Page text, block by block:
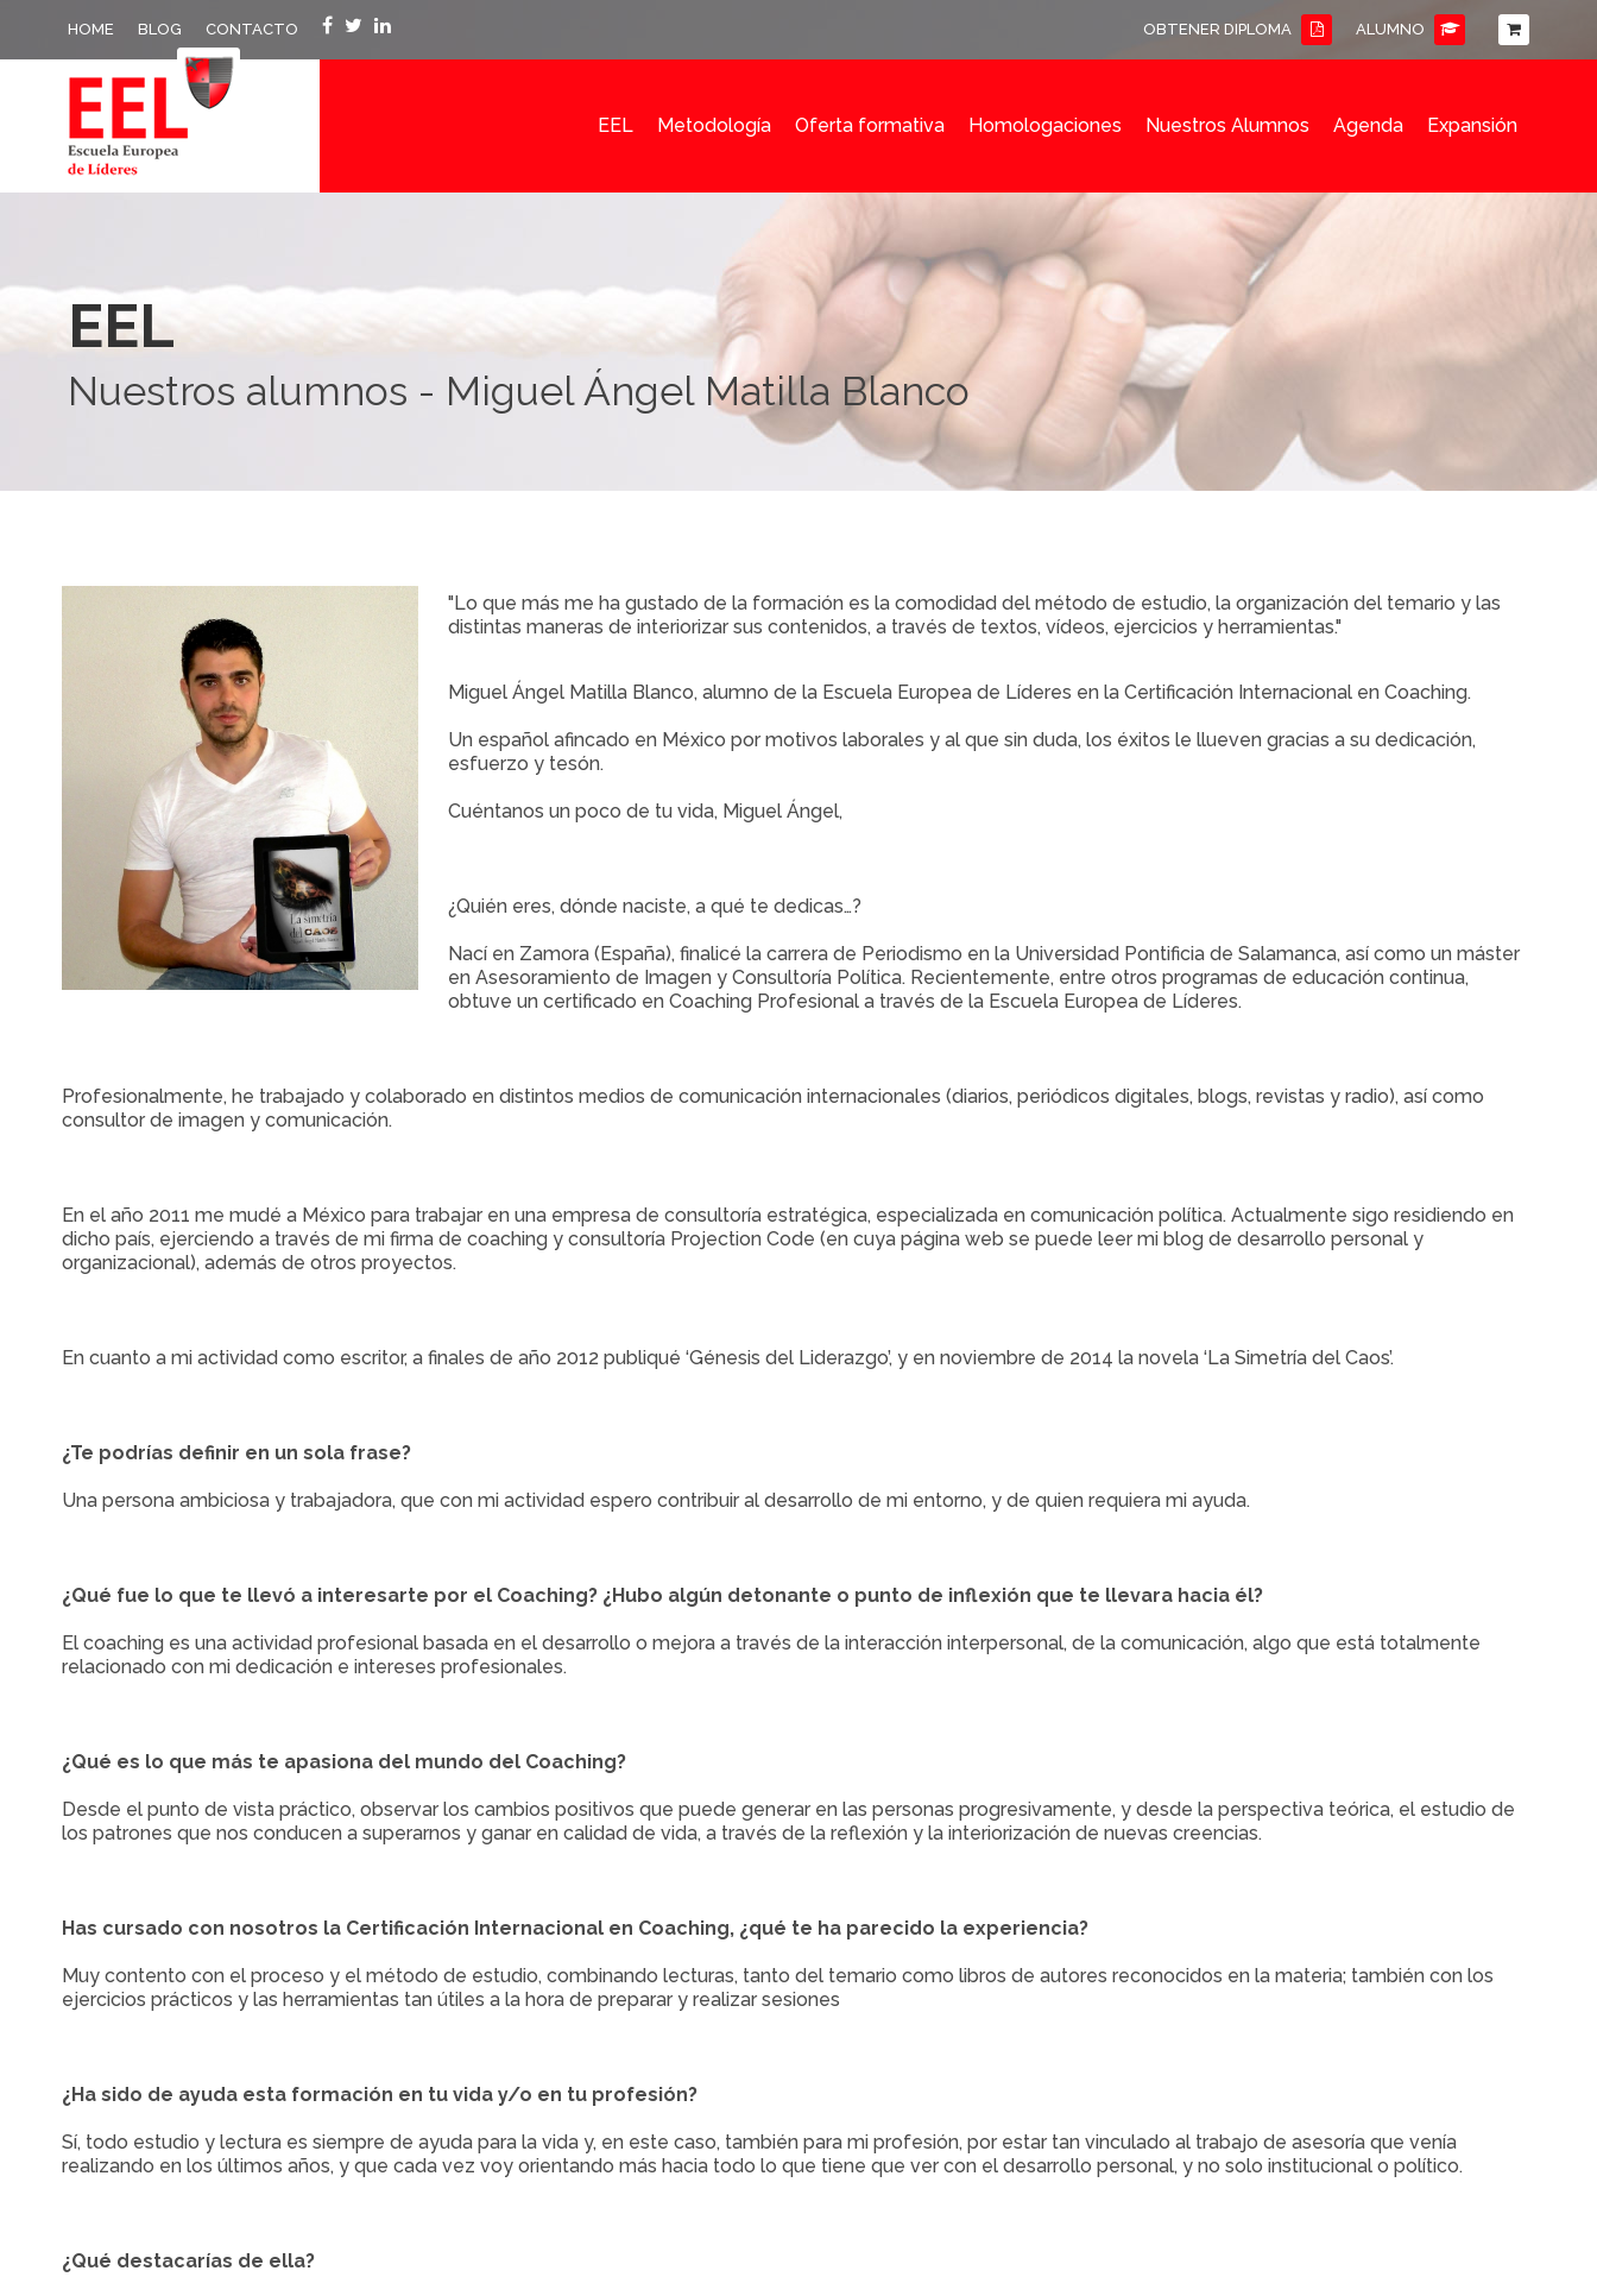
HOME BLOG CONTACTO OBTENER DIPLOMA ALUMNO
EEL Metodología Oferta formativa Homologaciones Nuestros Alumnos Agenda Expansión
EEL
Nuestros alumnos - Miguel Ángel Matilla Blanco
"Lo que más me ha gustado de la formación es la comodidad del método de estudio, la organización del temario y las
distintas maneras de interiorizar sus contenidos, a través de textos, vídeos, ejercicios y herramientas."
Miguel Ángel Matilla Blanco, alumno de la Escuela Europea de Líderes en la Certificación Internacional en Coaching.
Un español afincado en México por motivos laborales y al que sin duda, los éxitos le llueven gracias a su dedicación,
esfuerzo y tesón.
Cuéntanos un poco de tu vida, Miguel Ángel,
¿Quién eres, dónde naciste, a qué te dedicas…?
Nací en Zamora (España), finalicé la carrera de Periodismo en la Universidad Pontificia de Salamanca, así como un máster
en Asesoramiento de Imagen y Consultoría Política. Recientemente, entre otros programas de educación continua,
obtuve un certificado en Coaching Profesional a través de la Escuela Europea de Líderes.
Profesionalmente, he trabajado y colaborado en distintos medios de comunicación internacionales (diarios, periódicos digitales, blogs, revistas y radio), así como
consultor de imagen y comunicación.
En el año 2011 me mudé a México para trabajar en una empresa de consultoría estratégica, especializada en comunicación política. Actualmente sigo residiendo en
dicho país, ejerciendo a través de mi firma de coaching y consultoría Projection Code (en cuya página web se puede leer mi blog de desarrollo personal y
organizacional), además de otros proyectos.
En cuanto a mi actividad como escritor, a finales de año 2012 publiqué ‘Génesis del Liderazgo’, y en noviembre de 2014 la novela ‘La Simetría del Caos’.
¿Te podrías definir en un sola frase?
Una persona ambiciosa y trabajadora, que con mi actividad espero contribuir al desarrollo de mi entorno, y de quien requiera mi ayuda.
¿Qué fue lo que te llevó a interesarte por el Coaching? ¿Hubo algún detonante o punto de inflexión que te llevara hacia él?
El coaching es una actividad profesional basada en el desarrollo o mejora a través de la interacción interpersonal, de la comunicación, algo que está totalmente
relacionado con mi dedicación e intereses profesionales.
¿Qué es lo que más te apasiona del mundo del Coaching?
Desde el punto de vista práctico, observar los cambios positivos que puede generar en las personas progresivamente, y desde la perspectiva teórica, el estudio de
los patrones que nos conducen a superarnos y ganar en calidad de vida, a través de la reflexión y la interiorización de nuevas creencias.
Has cursado con nosotros la Certificación Internacional en Coaching, ¿qué te ha parecido la experiencia?
Muy contento con el proceso y el método de estudio, combinando lecturas, tanto del temario como libros de autores reconocidos en la materia; también con los
ejercicios prácticos y las herramientas tan útiles a la hora de preparar y realizar sesiones
¿Ha sido de ayuda esta formación en tu vida y/o en tu profesión?
Sí, todo estudio y lectura es siempre de ayuda para la vida y, en este caso, también para mi profesión, por estar tan vinculado al trabajo de asesoría que venía
realizando en los últimos años, y que cada vez voy orientando más hacia todo lo que tiene que ver con el desarrollo personal, y no solo institucional o político.
¿Qué destacarías de ella?